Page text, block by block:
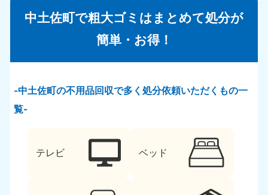
中土佐町で粗大ゴミはまとめて処分が
簡単・お得！
中土佐町の不用品回収で多く処分依頼いただくもの一
覧
テレビ ベッド